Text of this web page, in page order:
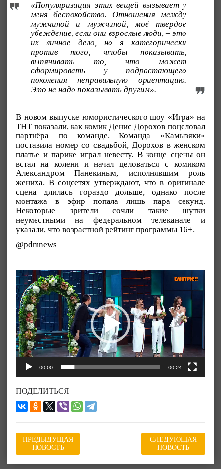
«Популяризация этих вещей вызывает у
меня беспокойство. Отношения между
мужчиной и мужчиной, моё твердое
убеждение, если они взрослые люди, – это
их личное дело, но я категорически
против того, чтобы показывать,
выпячивать то, что может
сформировать у подрастающего
поколения неправильную ориентацию.
Это не надо показывать другим».
В новом выпуске юмористического шоу «Игра» на
ТНТ показали, как комик Денис Дорохов поцеловал
партнёра по команде. Команда «Камызяки»
поставила номер со свадьбой, Дорохов в женском
платье и парике играл невесту. В конце сцены он
встал на колени и начал целоваться с комиком
Александром Панекиным, исполнявшим роль
жениха. В соцсетях утверждают, что в оригинале
сцена длилась гораздо дольше, однако после
монтажа в эфир попала лишь пара секунд.
Некоторые зрители сочли такие шутки
неуместными на федеральном телеканале и
указали, что возрастной рейтинг программы 16+.
@pdmnews
Видеоплеер
00:00 00:24
ПОДЕЛИТЬСЯ
ПРЕДЫДУЩАЯ
НОВОСТЬ
СЛЕДУЮЩАЯ
НОВОСТЬ